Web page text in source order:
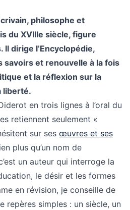
philosophe et
du XVIIIe siècle, figure
dirige l’Encyclopédie,
savoirs et renouvelle à la fois
et la réflexion sur la
liberté.
en trois lignes à l’oral du
retiennent seulement «
sur ses œuvres et ses
plus qu’un nom de
un auteur qui interroge la
le désir et les formes
en révision, je conseille de
repères simples : un siècle, un